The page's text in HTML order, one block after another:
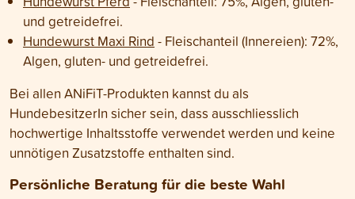
und getreidefrei.
Hundewurst Maxi Rind - Fleischanteil (Innereien): 72%,
Algen, gluten- und getreidefrei.
Bei allen ANiFiT-Produkten kannst du als
HundebesitzerIn sicher sein, dass ausschliesslich
hochwertige Inhaltsstoffe verwendet werden und keine
unnötigen Zusatzstoffe enthalten sind.
Persönliche Beratung für die beste Wahl